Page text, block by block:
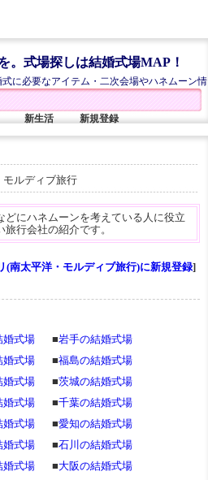
。式場探しは結婚式場MAP！
に必要なアイテム・二次会場やハネムーン情
新生活 新規登録
モルディブ旅行
にハネムーンを考えている人に役立
行会社の紹介です。
(南太平洋・モルディブ旅行)に新規登録]
婚式場 ■岩手の結婚式場
婚式場 ■福島の結婚式場
婚式場 ■茨城の結婚式場
婚式場 ■千葉の結婚式場
婚式場 ■愛知の結婚式場
婚式場 ■石川の結婚式場
婚式場 ■大阪の結婚式場